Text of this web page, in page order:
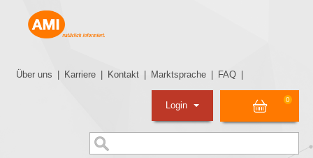
Über uns Karriere Kontakt Marktsprache FAQ
0
Login